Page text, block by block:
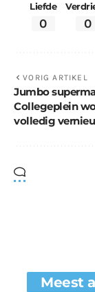
Liefde
0 0
VORIG ARTIKEL
Jumbo
Collegeplein
volledig
Meest